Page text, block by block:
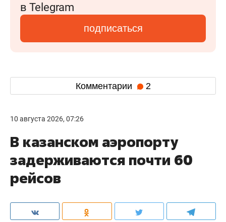
в Telegram
подписаться
Комментарии 2
10 августа 2026, 07:26
В казанском аэропорту
задерживаются почти 60
рейсов